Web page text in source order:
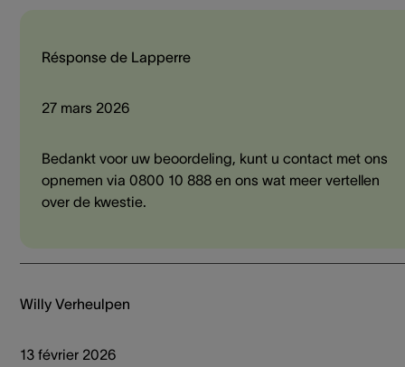
Résponse de Lapperre
27 mars 2026
Bedankt voor uw beoordeling, kunt u contact met ons
opnemen via 0800 10 888 en ons wat meer vertellen
over de kwestie.
Willy Verheulpen
13 février 2026